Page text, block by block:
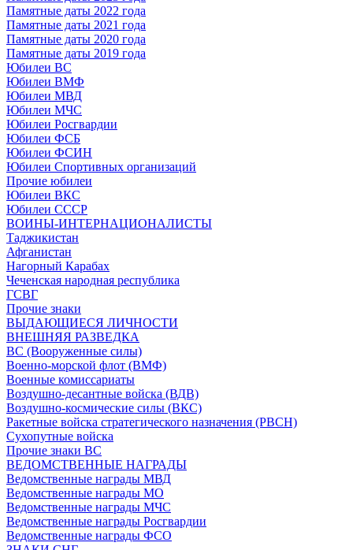
Памятные даты 2022 года
Памятные даты 2021 года
Памятные даты 2020 года
Памятные даты 2019 года
Юбилеи ВС
Юбилеи ВМФ
Юбилеи МВД
Юбилеи МЧС
Юбилеи Росгвардии
Юбилеи ФСБ
Юбилеи ФСИН
Юбилеи Спортивных организаций
Прочие юбилеи
Юбилеи ВКС
Юбилеи СССР
ВОИНЫ-ИНТЕРНАЦИОНАЛИСТЫ
Таджикистан
Афганистан
Нагорный Карабах
Чеченская народная республика
ГСВГ
Прочие знаки
ВЫДАЮЩИЕСЯ ЛИЧНОСТИ
ВНЕШНЯЯ РАЗВЕДКА
ВС (Вооруженные силы)
Военно-морской флот (ВМФ)
Военные комиссариаты
Воздушно-десантные войска (ВДВ)
Воздушно-космические силы (ВКС)
Ракетные войска стратегического назначения (РВСН)
Сухопутные войска
Прочие знаки ВС
ВЕДОМСТВЕННЫЕ НАГРАДЫ
Ведомственные награды МВД
Ведомственные награды МО
Ведомственные награды МЧС
Ведомственные награды Росгвардии
Ведомственные награды ФСО